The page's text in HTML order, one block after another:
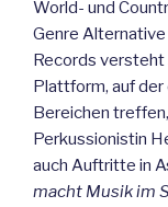
World- und
Genre
Records versteht
Plattform, auf der
Bereichen
Perkussionistin
auch Auftritte in
macht Musik im